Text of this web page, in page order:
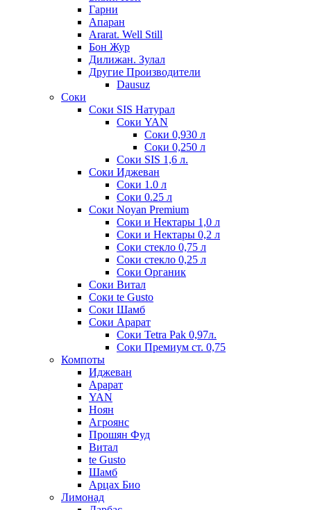
Гарни
Апаран
Ararat. Well Still
Бон Жур
Дилижан. Зулал
Другие Производители
Dausuz
Соки
Соки SIS Натурал
Соки YAN
Соки 0,930 л
Соки 0,250 л
Соки SIS 1,6 л.
Соки Иджеван
Соки 1.0 л
Соки 0.25 л
Соки Noyan Premium
Соки и Нектары 1,0 л
Соки и Нектары 0,2 л
Соки стекло 0,75 л
Соки стекло 0,25 л
Соки Органик
Соки Витал
Соки te Gusto
Соки Шамб
Соки Арарат
Соки Tetra Pak 0,97л.
Соки Премиум ст. 0,75
Компоты
Иджеван
Арарат
YAN
Ноян
Агроянс
Прошян Фуд
Витал
te Gusto
Шамб
Арцах Био
Лимонад